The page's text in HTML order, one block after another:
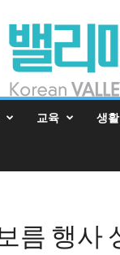
교육 생
름 행사